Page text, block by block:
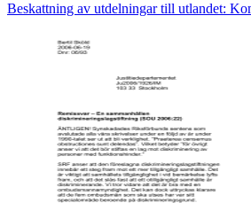
Beskattning av utdelningar till utlandet: